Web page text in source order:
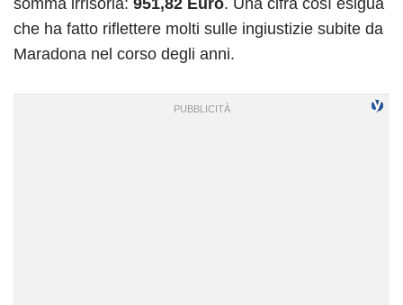
che ha fatto riflettere molti sulle ingiustizie subite da
Maradona nel corso degli anni.